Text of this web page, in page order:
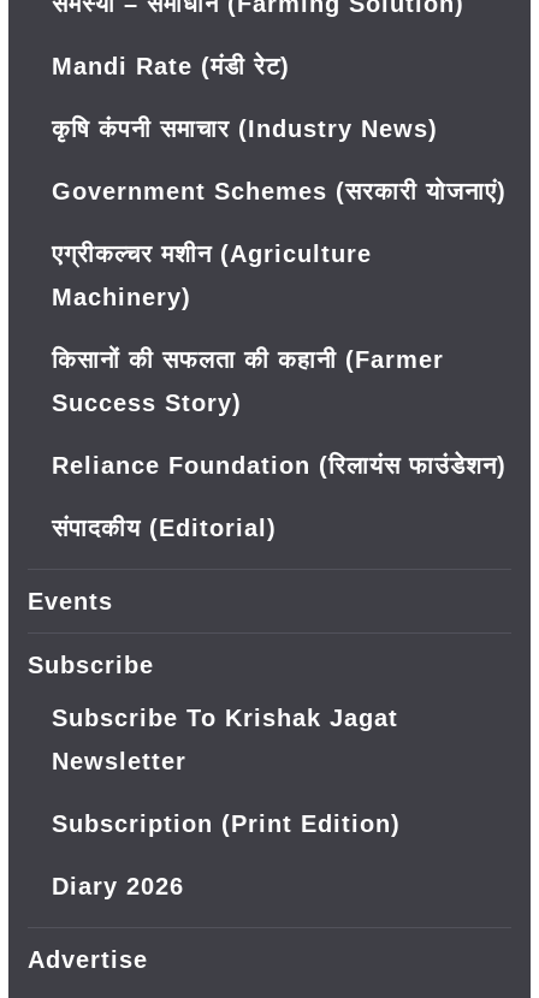
Mandi Rate (मंडी रेट)
कृषि कंपनी समाचार (Industry News)
Government Schemes (सरकारी योजनाएं)
एग्रीकल्चर मशीन (Agriculture
Machinery)
किसानों की सफलता की कहानी (Farmer
Success Story)
Reliance Foundation (रिलायंस फाउंडेशन)
संपादकीय (Editorial)
Events
Subscribe
Subscribe To Krishak Jagat
Newsletter
Subscription (Print Edition)
Diary 2026
Advertise